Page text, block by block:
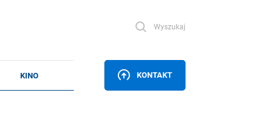
Wyszukaj
KONTAKT